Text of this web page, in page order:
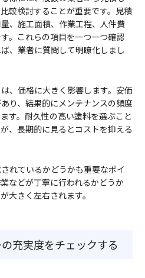
較検討することが重要です。見積
、施工面積、作業工程、人件費
。これらの項目を一つ一つ確認
、業者に質問して明瞭化しまし
、価格に大きく影響します。安価
り、結果的にメンテナンスの頻度
す。耐久性の高い塗料を選ぶこと
、長期的に見るとコストを抑える
れているかどうかも重要なポイ
などが丁寧に行われるかどうか
大きく左右されます。
充実度をチェックする